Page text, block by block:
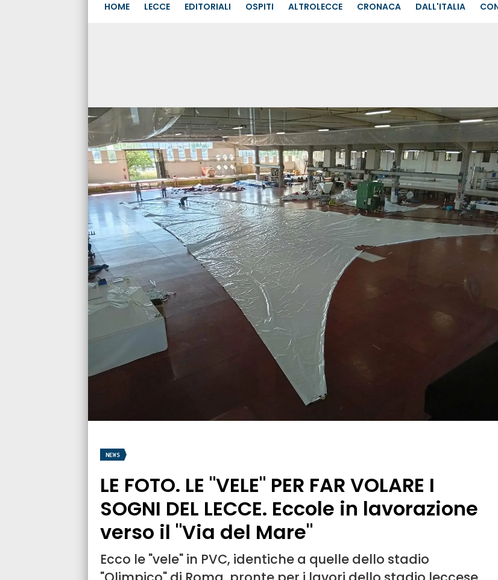
HOME LECCE EDITORIALI OSPITI ALTROLECCE CRONACA DALL'ITALIA
NEWS
LE FOTO. LE "VELE" PER FAR VOLARE I
SOGNI DEL LECCE. Eccole in lavorazione
verso il "Via del Mare"
Ecco le "vele" in PVC, identiche a quelle dello stadio